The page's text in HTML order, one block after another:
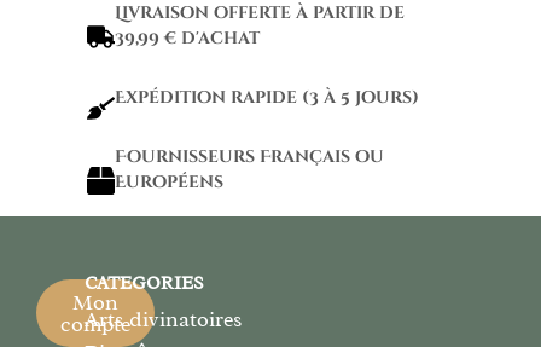
Livraison offerte à partir de
39,99 € d'achat
Expédition rapide (3 à 5 jours)
Fournisseurs Français ou
Européens
Mon
compte
CATEGORIES
Arts divinatoires